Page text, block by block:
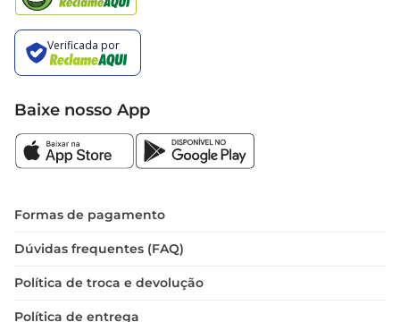
Baixe nosso App
Formas de pagamento
Dúvidas frequentes (FAQ)
Política de troca e devolução
Política de entrega